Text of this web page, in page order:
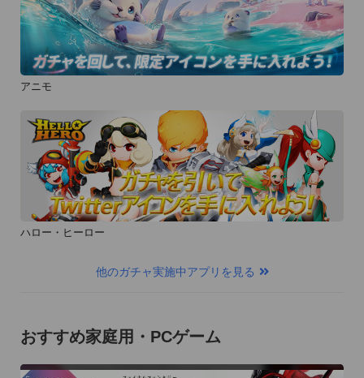
アニモ
ハロー・ヒーロー
他のガチャ実施中アプリを見る
おすすめ家庭用・PCゲーム